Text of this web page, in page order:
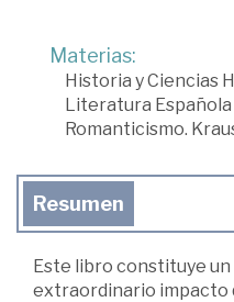
Materias:
Historia y Ciencias
Literatura Española
Romanticismo.
Resumen
Este libro constituye
extraordinario impacto